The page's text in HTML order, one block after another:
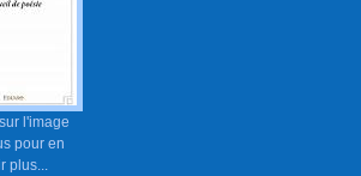
l'image
pour en
plus...